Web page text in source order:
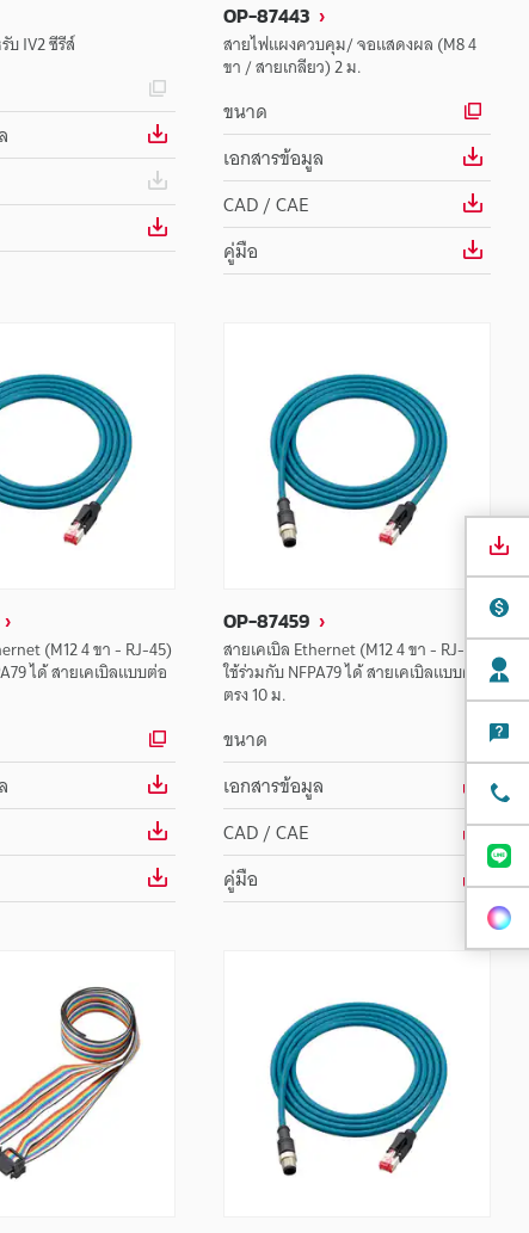
บ IV2 ซีรีส์
OP-87443
สายไฟแผงควบคุม/ จอแสดงผล (M8 4
ขา / สายเกลียว) 2 ม.
ขนาด
เอกสารข้อมูล
CAD / CAE
คู่มือ
(M12 4 ขา - RJ-45)
ได้ สายเคเบิลแบบต่อ
OP-87459
สายเคเบิล Ethernet (M12 4 ขา - RJ-45)
ใช้ร่วมกับ NFPA79 ได้ สายเคเบิลแบบต่อ
ตรง 10 ม.
ขนาด
เอกสารข้อมูล
CAD / CAE
คู่มือ